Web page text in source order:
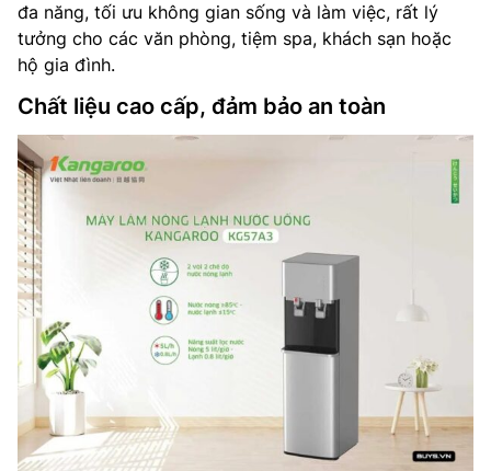
đa năng, tối ưu không gian sống và làm việc, rất lý
tưởng cho các văn phòng, tiệm spa, khách sạn hoặc
hộ gia đình.
Chất liệu cao cấp, đảm bảo an toàn